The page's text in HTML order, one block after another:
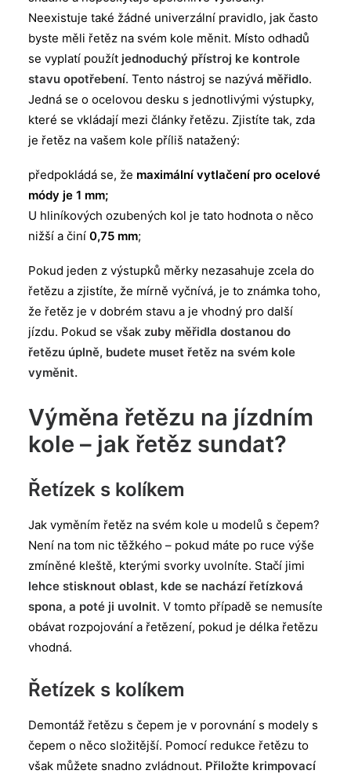
Neexistuje také žádné univerzální pravidlo, jak často
byste měli řetěz na svém kole měnit. Místo odhadů
se vyplatí použít jednoduchý přístroj ke kontrole
stavu opotřebení. Tento nástroj se nazývá měřidlo.
Jedná se o ocelovou desku s jednotlivými výstupky,
které se vkládají mezi články řetězu. Zjistíte tak, zda
je řetěz na vašem kole příliš natažený:
předpokládá se, že maximální vytlačení pro ocelové
módy je 1 mm;
U hliníkových ozubených kol je tato hodnota o něco
nižší a činí 0,75 mm;
Pokud jeden z výstupků měrky nezasahuje zcela do
řetězu a zjistíte, že mírně vyčnívá, je to známka toho,
že řetěz je v dobrém stavu a je vhodný pro další
jízdu. Pokud se však zuby měřidla dostanou do
řetězu úplně, budete muset řetěz na svém kole
vyměnit.
Výměna řetězu na jízdním
kole – jak řetěz sundat?
Řetízek s kolíkem
Jak vyměním řetěz na svém kole u modelů s čepem?
Není na tom nic těžkého – pokud máte po ruce výše
zmíněné kleště, kterými svorky uvolníte. Stačí jimi
lehce stisknout oblast, kde se nachází řetízková
spona, a poté ji uvolnit. V tomto případě se nemusíte
obávat rozpojování a řetězení, pokud je délka řetězu
vhodná.
Řetízek s kolíkem
Demontáž řetězu s čepem je v porovnání s modely s
čepem o něco složitější. Pomocí redukce řetězu to
však můžete snadno zvládnout. Přiložte krimpovací